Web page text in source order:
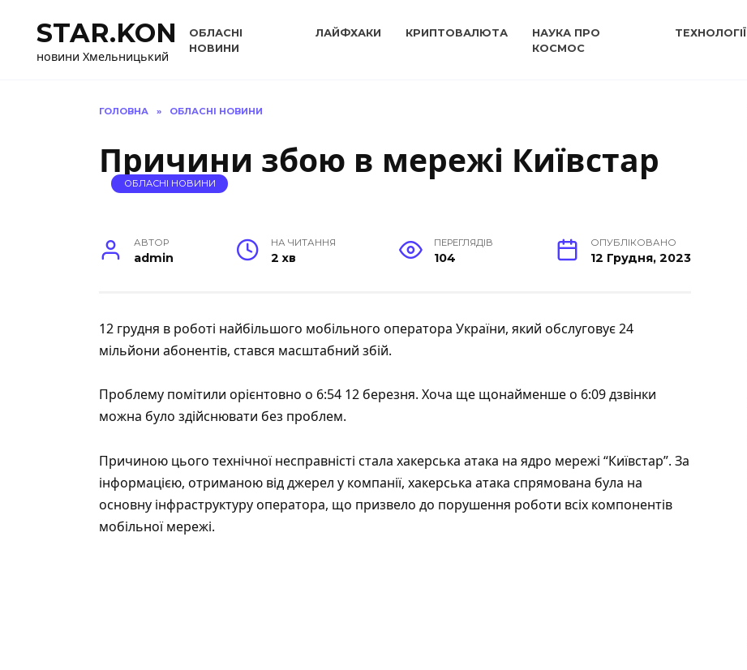
вмістуSTAR.KON
новини Хмельницький
ОБЛАСНІ
НОВИНИ
ЛАЙФХАКИ КРИПТОВАЛЮТА
НАУКА ПРО
КОСМОС
ТЕХНОЛОГІЇ
ГОЛОВНА » ОБЛАСНІ НОВИНИ
Причини збою в мережі Київстар
ОБЛАСНІ НОВИНИ
АВТОР
admin
НА ЧИТАННЯ
2 хв
ПЕРЕГЛЯДІВ
104
ОПУБЛІКОВАНО
12 Грудня, 2023
12 грудня в роботі найбільшого мобільного оператора України, який обслуговує 24
мільйони абонентів, стався масштабний збій.
Проблему помітили орієнтовно о 6:54 12 березня. Хоча ще щонайменше о 6:09 дзвінки
можна було здійснювати без проблем.
Причиною цього технічної несправністі стала хакерська атака на ядро ​​мережі “Київстар”. За
інформацією, отриманою від джерел у компанії, хакерська атака спрямована була на
основну інфраструктуру оператора, що призвело до порушення роботи всіх компонентів
мобільної мережі.